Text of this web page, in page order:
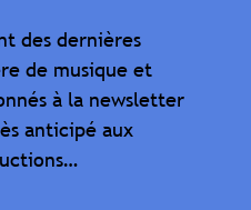
des dernières
de musique et
à la newsletter
anticipé aux